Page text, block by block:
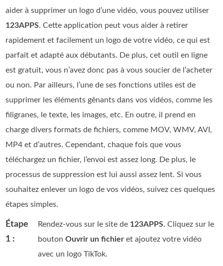
aider à supprimer un logo d’une vidéo, vous pouvez utiliser
123APPS. Cette application peut vous aider à retirer
rapidement et facilement un logo de votre vidéo, ce qui est
parfait et adapté aux débutants. De plus, cet outil en ligne
est gratuit, vous n’avez donc pas à vous soucier de l’acheter
ou non. Par ailleurs, l’une de ses fonctions utiles est de
supprimer les éléments gênants dans vos vidéos, comme les
filigranes, le texte, les images, etc. En outre, il prend en
charge divers formats de fichiers, comme MOV, WMV, AVI,
MP4 et d’autres. Cependant, chaque fois que vous
téléchargez un fichier, l’envoi est assez long. De plus, le
processus de suppression est lui aussi assez lent. Si vous
souhaitez enlever un logo de vos vidéos, suivez ces quelques
étapes simples.
Étape
1 :
Rendez-vous sur le site de 123APPS. Cliquez sur le
boutonOuvrir un fichier et ajoutez votre vidéo
avec un logo TikTok.